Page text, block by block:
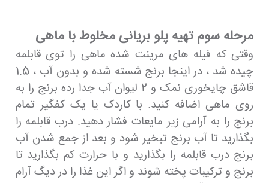
مرحله سوم تهیه پلو بریانی مخلوط با ماهی
وقتی که فیله های مرینت شده ماهی را توی قابلمه
چیده شد ، در اینجا برنج شسته شده و بدون آب ، 1.5
قاشق چایخوری نمک و 2 لیوان آب جدا رده برنج را به
روی ماهی اضافه کنید. با کاردک یا یک کفگیر تمام
برنج را به آرامی زیر مایعات فشار دهید. درب قابلمه را
بگذارید تا آب برنج تبخیر شود و بعد از جمع شدن آب
برنج درب قابلمه را بگذارید و با حرارت کم بگذارید تا
برنج و ترکیبات پخته شوند و اگر این غذا را در دیگ آرام